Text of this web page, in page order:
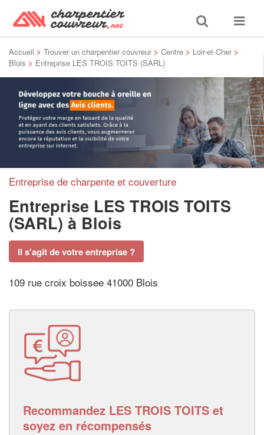
Toggle
search
Toggle
Accueil > Trouver un charpentier couvreur > Centre > Loir-et-Cher >
Blois > Entreprise LES TROIS TOITS (SARL)
Entreprise de charpente et couverture
Entreprise LES TROIS TOITS
(SARL) à Blois
Il s'agit de votre entreprise ?
109 rue croix boissee 41000 Blois
Recommandez LES TROIS TOITS et
soyez en récompensés